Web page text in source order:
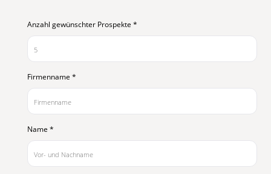
Anzahl gewünschter Prospekte *
Firmenname *
Name *